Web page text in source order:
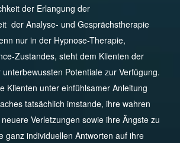
der Erlangung der
der Analyse- und Gesprächstherapie
nur in der Hypnose-Therapie,
Zustandes, steht dem Klienten der
Potentiale zur Verfügung.
Klienten unter einfühlsamer Anleitung
tatsächlich imstande, ihre wahren
Verletzungen sowie ihre Ängste zu
ganz individuellen Antworten auf ihre